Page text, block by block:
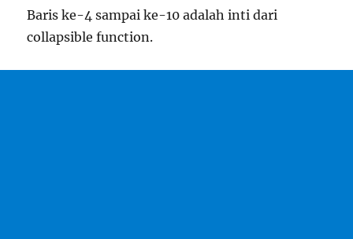
Baris ke-4 sampai ke-10 adalah inti dari
collapsible function.